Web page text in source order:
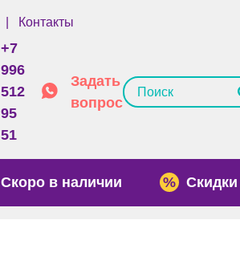
Контакты
+7
996
512
95
51
Задать
вопрос
Скоро в наличии Скидки